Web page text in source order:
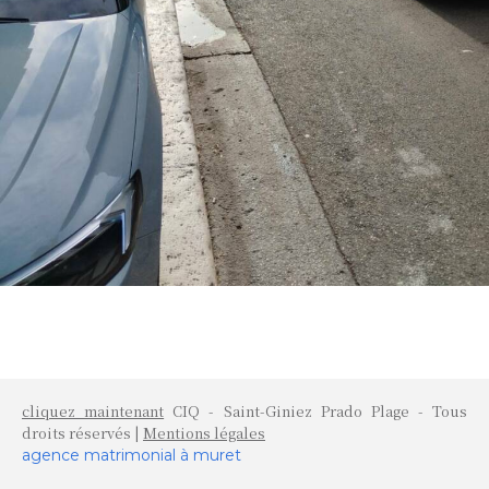
cliquez maintenant CIQ - Saint-Giniez Prado Plage - Tous
droits réservés | Mentions légales
agence matrimonial à muret